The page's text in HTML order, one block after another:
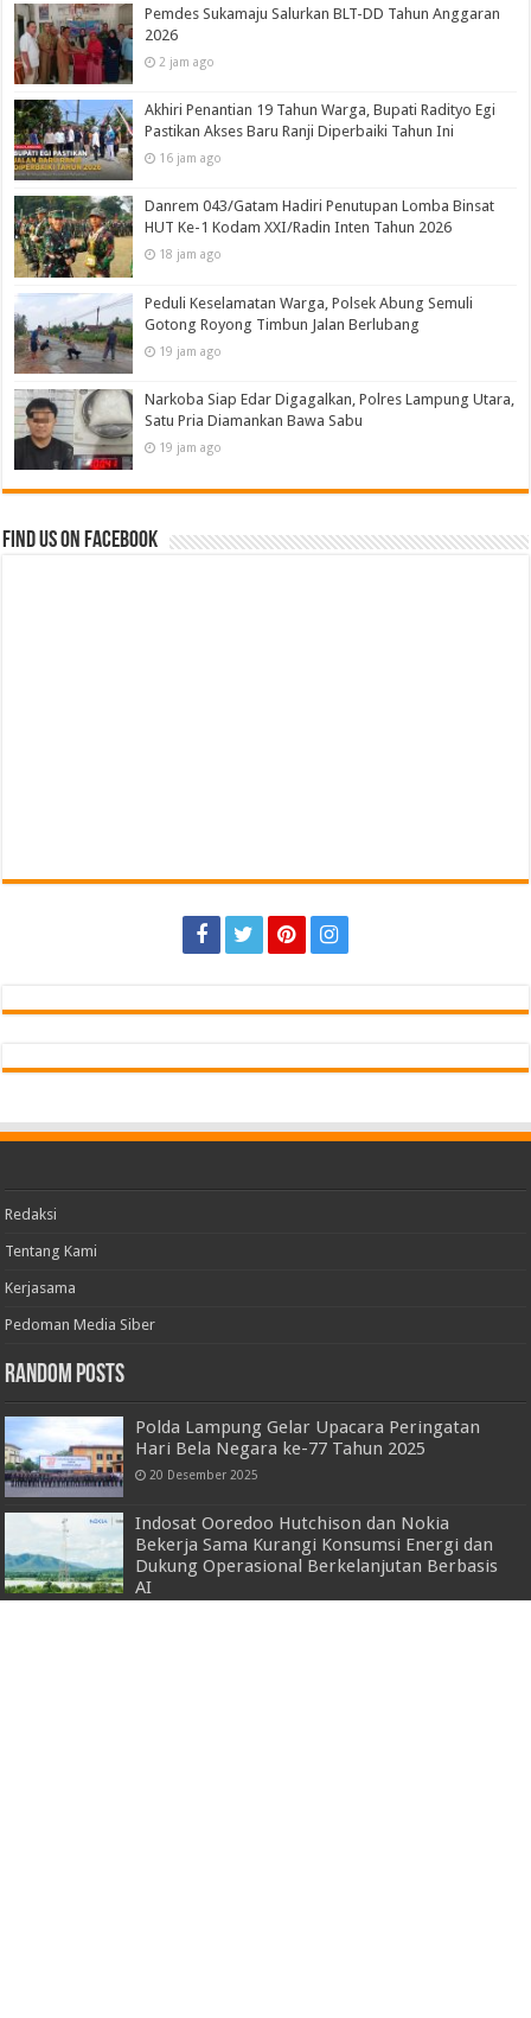
Pemdes Sukamaju Salurkan BLT-DD Tahun Anggaran
2026
2 jam ago
Akhiri Penantian 19 Tahun Warga, Bupati Radityo Egi
Pastikan Akses Baru Ranji Diperbaiki Tahun Ini
16 jam ago
Danrem 043/Gatam Hadiri Penutupan Lomba Binsat
HUT Ke-1 Kodam XXI/Radin Inten Tahun 2026
18 jam ago
Peduli Keselamatan Warga, Polsek Abung Semuli
Gotong Royong Timbun Jalan Berlubang
19 jam ago
Narkoba Siap Edar Digagalkan, Polres Lampung Utara,
Satu Pria Diamankan Bawa Sabu
19 jam ago
Find us on Facebook
Redaksi
Tentang Kami
Kerjasama
Pedoman Media Siber
Random Posts
Polda Lampung Gelar Upacara Peringatan
Hari Bela Negara ke-77 Tahun 2025
20 Desember 2025
Indosat Ooredoo Hutchison dan Nokia
Bekerja Sama Kurangi Konsumsi Energi dan
Dukung Operasional Berkelanjutan Berbasis
AI